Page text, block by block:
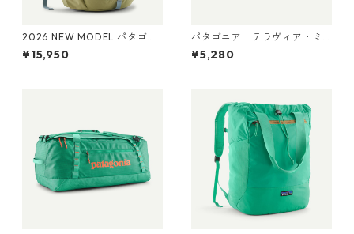
2026 NEW MODEL パタゴニ
ア レフュジオ・デイパック 2
6L Weathered Stone 47914
¥15,950
パタゴニア テラヴィア・ミ
ニ・ヒップ・パック 1L (カラ
ー Smolder Blue) Patagonia
¥5,280